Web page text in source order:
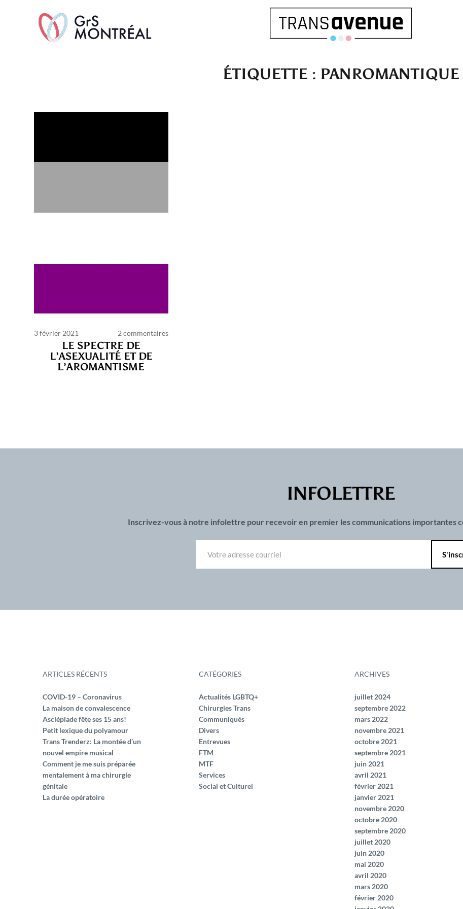
ÉTIQUETTE : PANROMANTIQUE
3 février 2021 2 commentaires
LE SPECTRE DE
L’ASEXUALITÉ ET DE
L’AROMANTISME
INFOLETTRE
Inscrivez-vous à notre infolettre pour recevoir en premier les communications importantes
ARTICLES RÉCENTS
COVID-19 – Coronavirus
La maison de convalescence
Asclépiade fête ses 15 ans!
Petit lexique du polyamour
Trans Trenderz: La montée d’un
nouvel empire musical
Comment je me suis préparée
mentalement à ma chirurgie
génitale
La durée opératoire
CATÉGORIES
Actualités LGBTQ+
Chirurgies Trans
Communiqués
Divers
Entrevues
FTM
MTF
Services
Social et Culturel
ARCHIVES
juillet 2024
septembre 2022
mars 2022
novembre 2021
octobre 2021
septembre 2021
juin 2021
avril 2021
février 2021
janvier 2021
novembre 2020
octobre 2020
septembre 2020
juillet 2020
juin 2020
mai 2020
avril 2020
mars 2020
février 2020